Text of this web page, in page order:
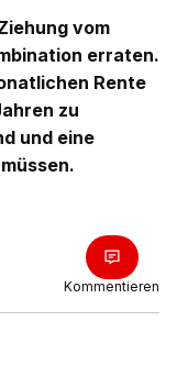
vom
erraten.
Rente
zu
und eine
Kommentieren